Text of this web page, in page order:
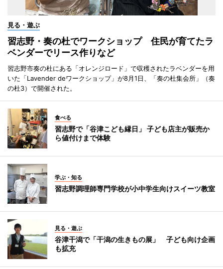
見る・遊ぶ
習志野・奏の杜でワークショップ 住民が育てたラ
ベンダーでリース作りなど
習志野市奏の杜にある「オレンジロード」で収穫されたラベンダーを用
いた「Lavender deワークショップ」が8月1日、「奏の杜集会所」（奏
の杜3）で開催された。
食べる
習志野で「谷津こども縁日」 子ども店主が販売か
ら値付けまで体験
学ぶ・知る
習志野調理師専門学校が小中学生向けスイーツ教室
見る・遊ぶ
谷津干潟で「干潟の生きもの展」 子ども向け企画
も拡充